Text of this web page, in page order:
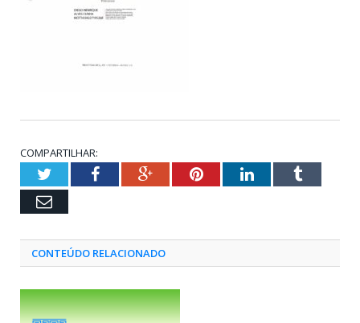
COMPARTILHAR:
TwitterFacebookGoogle+PinterestLinkedInTumblr
Email
CONTEÚDO RELACIONADO